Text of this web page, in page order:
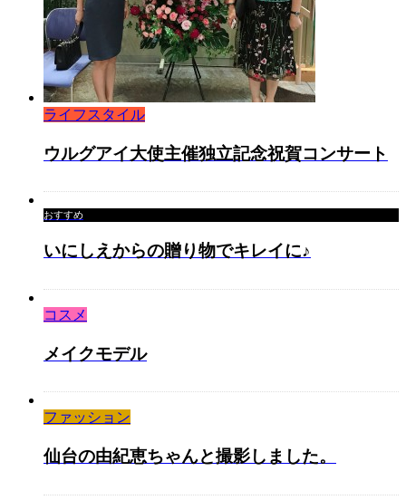
ライフスタイル
ウルグアイ大使主催独立記念祝賀コンサート
おすすめ
いにしえからの贈り物でキレイに♪
コスメ
メイクモデル
ファッション
仙台の由紀恵ちゃんと撮影しました。